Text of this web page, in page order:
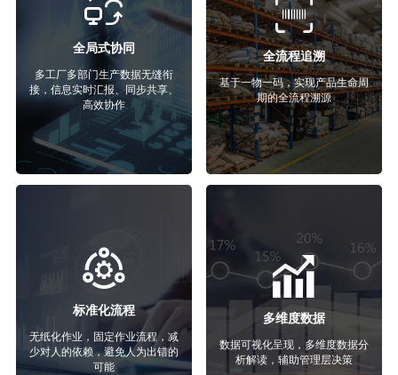
全局式协同
多工厂多部门生产数据无缝衔
接，信息实时汇报、同步共享、
高效协作
全流程追溯
基于一物一码，实现产品生命周
期的全流程溯源
标准化流程
无纸化作业，固定作业流程，减
少对人的依赖，避免人为出错的
可能
多维度数据
数据可视化呈现，多维度数据分
析解读，辅助管理层决策